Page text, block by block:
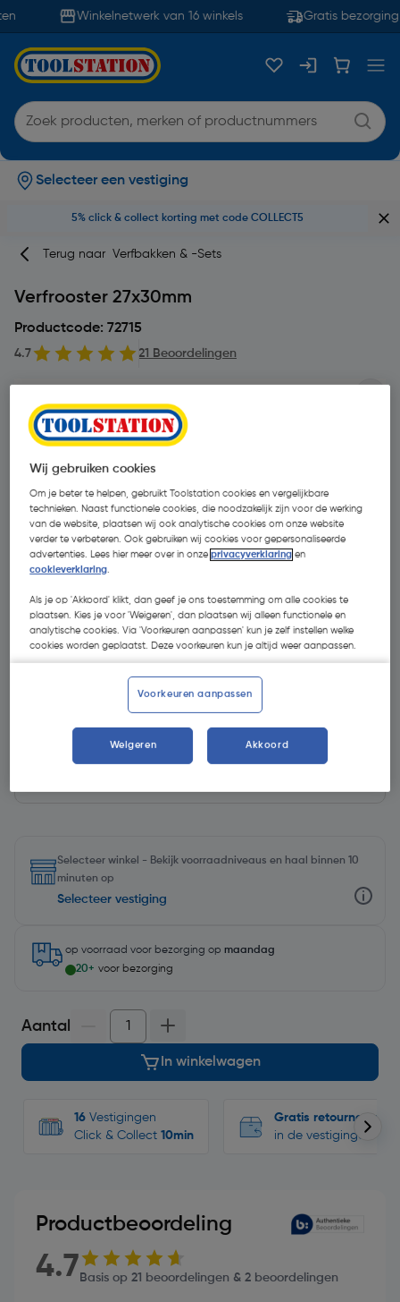
Winkelnetwerk van 16 winkels Gratis bezorging
Selecteer een vestiging
5% click & collect korting met code COLLECT5
Terug naar Verfbakken & -sets
Verfrooster 27x30mm
Productcode: 72715
4.7 21 Beoordelingen
| Excl. btw € 0,70
Kies productvariant(2)
Selecteer winkel - Bekijk voorraadniveaus en haal binnen 10
minuten op
Selecteer vestiging
op voorraad voor bezorging op maandag
20+ voor bezorging
Aantal
In winkelwagen
16 Vestigingen
Click & Collect 10min
Gratis retourneren
in de vestigingen
Productbeoordeling
4.7 Basis op 21 beoordelingen & 2 beoordelingen
Wij gebruiken cookies
Om je beter te helpen, gebruikt Toolstation cookies en vergelijkbare
technieken. Naast functionele cookies, die noodzakelijk zijn voor de werking
van de website, plaatsen wij ook analytische cookies om onze website
verder te verbeteren. Ook gebruiken wij cookies voor gepersonaliseerde
advertenties. Lees hier meer over in onzeprivacyverklaring en
cookieverklaring.
Als je op 'Akkoord' klikt, dan geef je ons toestemming om alle cookies te
plaatsen. Kies je voor 'Weigeren', dan plaatsen wij alleen functionele en
analytische cookies. Via 'Voorkeuren aanpassen' kun je zelf instellen welke
cookies worden geplaatst. Deze voorkeuren kun je altijd weer aanpassen.
Voorkeuren aanpassen
Weigeren Akkoord